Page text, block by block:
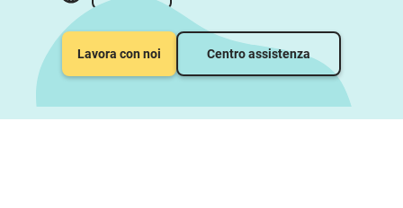
Lavora con noi Centro assistenza